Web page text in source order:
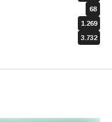
68
1.269
3.732